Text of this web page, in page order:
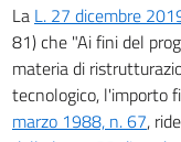
La L. 27 dicembre
81) che "Ai fini del
materia di
tecnologico, l'importo
marzo 1988, n. 67,